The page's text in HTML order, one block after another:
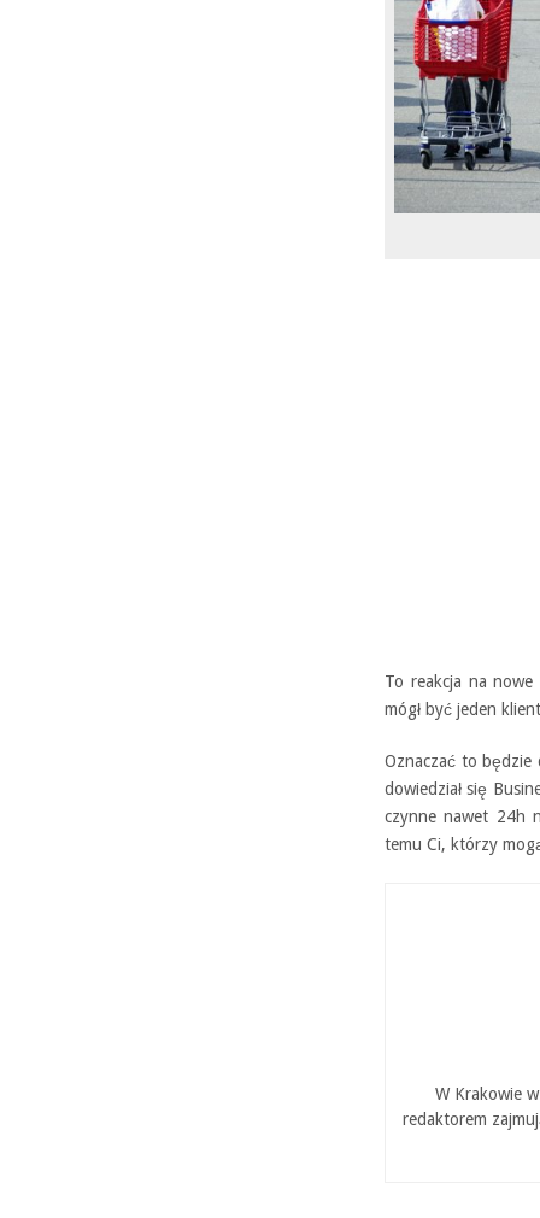
To reakcja na
mógł być jeden
Oznaczać to będzie
dowiedział się
czynne nawet 24h
temu Ci, którzy
W Krakowie
redaktorem